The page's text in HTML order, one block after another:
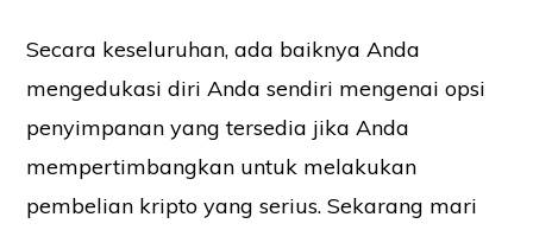
Secara keseluruhan, ada baiknya Anda
mengedukasi diri Anda sendiri mengenai opsi
penyimpanan yang tersedia jika Anda
mempertimbangkan untuk melakukan
pembelian kripto yang serius. Sekarang mari